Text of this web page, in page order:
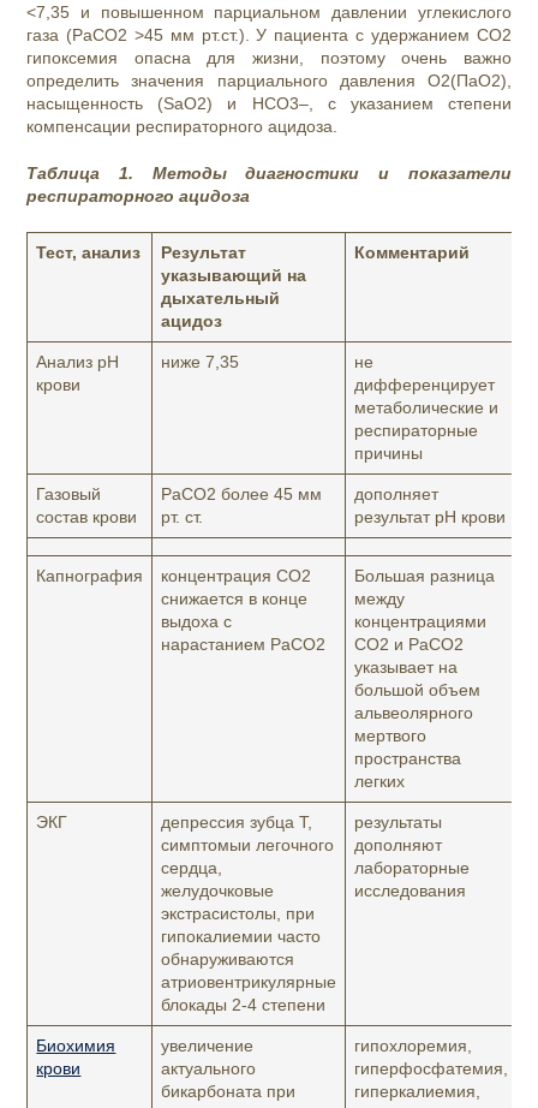
<7,35 и повышенном парциальном давлении углекислого
газа (PaCO2 >45 мм рт.ст.). У пациента с удержанием СО2
гипоксемия опасна для жизни, поэтому очень важно
определить значения парциального давления О2(ПаО2),
насыщенность (SaO2) и HCO3–, с указанием степени
компенсации респираторного ацидоза.
Таблица 1. Методы диагностики и показатели
респираторного ацидоза
Тест, анализ
Результат
указывающий на
дыхательный
ацидоз
Комментарий
Анализ рН
крови
ниже 7,35
не
дифференцирует
метаболические и
респираторные
причины
Газовый
состав крови
PaCO2 более 45 мм
рт. ст.
дополняет
результат рН крови
Капнография
концентрация СО2
снижается в конце
выдоха с
нарастанием PaCO2
Большая разница
между
концентрациями
СО2 и PaCO2
указывает на
большой объем
альвеолярного
мертвого
пространства
легких
ЭКГ
депрессия зубца Т,
симптомыи легочного
сердца,
желудочковые
экстрасистолы, при
гипокалиемии часто
обнаруживаются
атриовентрикулярные
блокады 2-4 степени
результаты
дополняют
лабораторные
исследования
Биохимия
крови
увеличение
актуального
бикарбоната при
гипохлоремия,
гиперфосфатемия,
гиперкалиемия,